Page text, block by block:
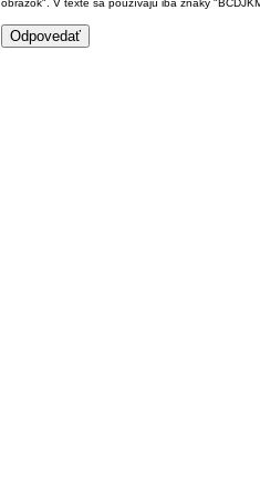
obrázok". V texte sa používajú iba znaky